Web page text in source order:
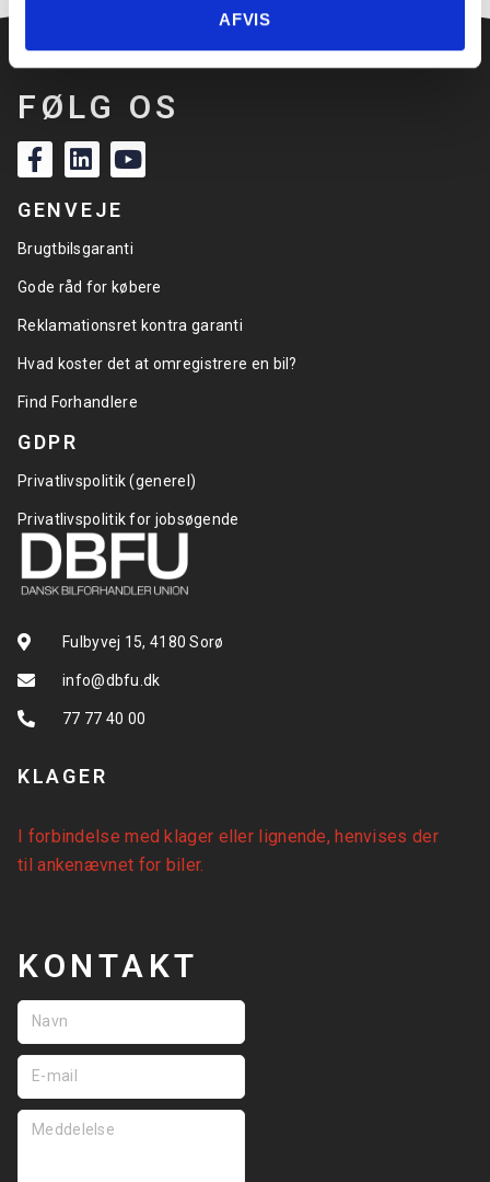
AFVIS
FØLG OS
GENVEJE
Brugtbilsgaranti
Gode råd for købere
Reklamationsret kontra garanti
Hvad koster det at omregistrere en bil?
Find Forhandlere
GDPR
Privatlivspolitik (generel)
Privatlivspolitik for jobsøgende
Fulbyvej 15, 4180 Sorø
info@dbfu.dk
77 77 40 00
KLAGER
I forbindelse med klager eller lignende, henvises der
tilankenævnet for biler.
KONTAKT